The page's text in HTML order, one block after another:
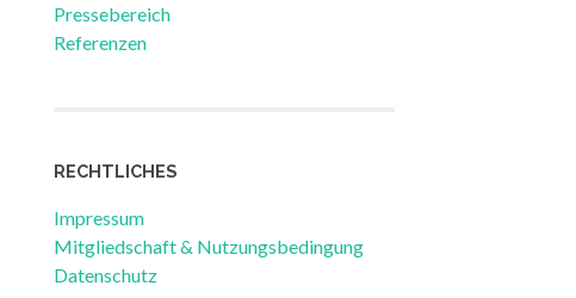
Pressebereich
Referenzen
RECHTLICHES
Impressum
Mitgliedschaft & Nutzungsbedingung
Datenschutz